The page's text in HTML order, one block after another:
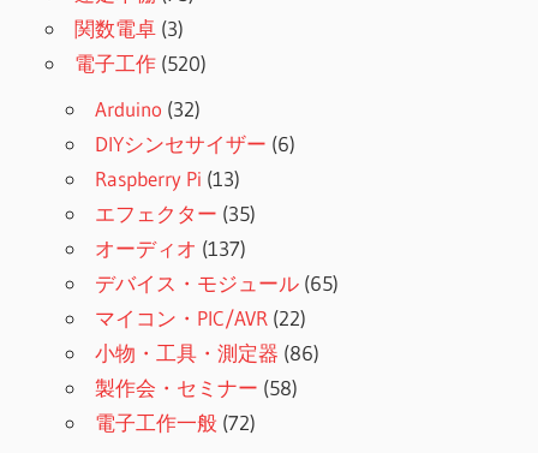
関数電卓 (3)
電子工作 (520)
Arduino (32)
DIYシンセサイザー (6)
Raspberry Pi (13)
エフェクター (35)
オーディオ (137)
デバイス・モジュール (65)
マイコン・PIC/AVR (22)
小物・工具・測定器 (86)
製作会・セミナー (58)
電子工作一般 (72)